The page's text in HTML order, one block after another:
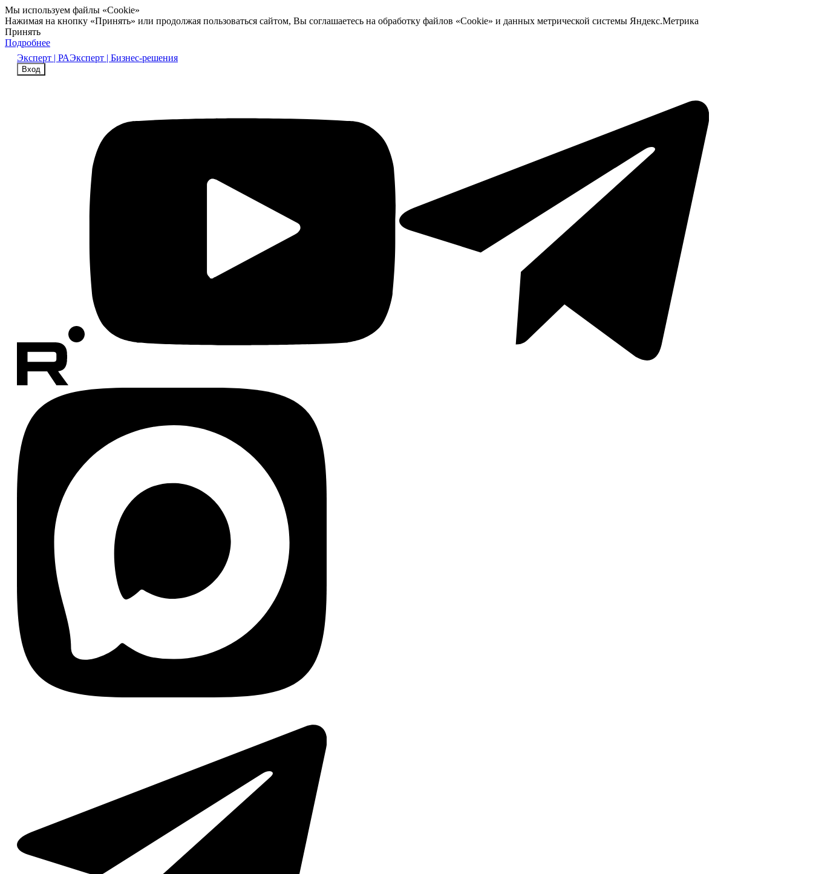
Мы используем файлы «Cookie»
Нажимая на кнопку «Принять» или продолжая пользоваться сайтом, Вы соглашаетесь на обработку файлов «Cookie» и данных метрической системы Яндекс.Метрика
Принять
Подробнее
Эксперт | РАЭксперт | Бизнес-решения
Вход